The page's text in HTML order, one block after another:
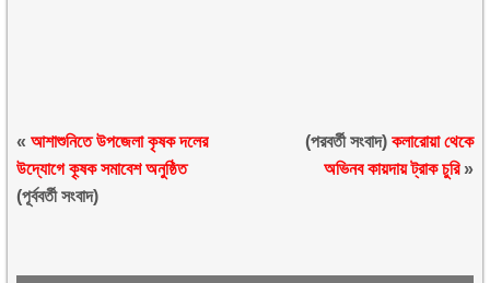
«আশাশুনিতে উপজেলা কৃষক দলের
উদ্যোগে কৃ্ষক সমাবেশ অনুষ্ঠিত
(পূর্ববর্তী সংবাদ)
(পরবর্তী সংবাদ) কলারোয়া থেকে
অভিনব কায়দায় ট্রাক চুরি»